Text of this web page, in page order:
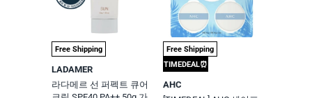
Free Shipping
LADAMER
라다메르 선 퍼펙트 큐어
Free Shipping
TIMEDEAL⏰
AHC